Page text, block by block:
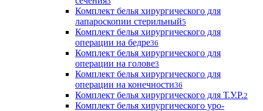
Комплект белья хирургического для
лапароскопии стерильный5
Комплект белья хирургического для
операции на бедре36
Комплект белья хирургического для
операции на голове3
Комплект белья хирургического для
операции на конечности36
Комплект белья хирургического для Т.У.Р.2
Комплект белья хирургического уро-